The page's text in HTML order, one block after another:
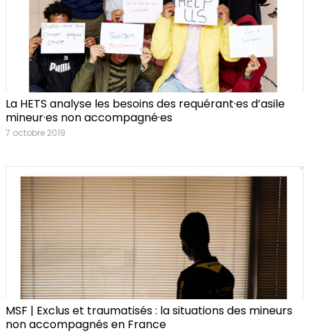
La HETS analyse les besoins des requérant·es d’asile
mineur·es non accompagné·es
7 octobre 2019
MSF | Exclus et traumatisés : la situations des mineurs
non accompagnés en France